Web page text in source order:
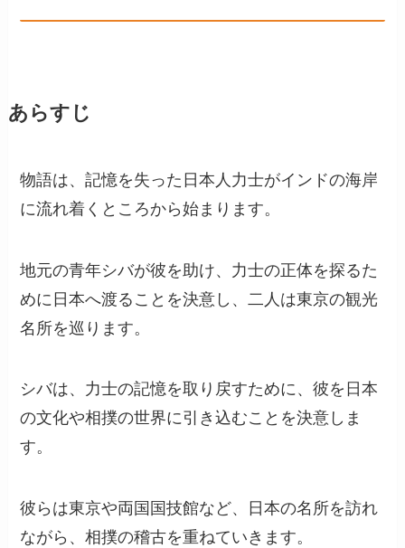
あらすじ
物語は、記憶を失った日本人力士がインドの海岸
に流れ着くところから始まります。
地元の青年シバが彼を助け、力士の正体を探るた
めに日本へ渡ることを決意し、二人は東京の観光
名所を巡ります。
シバは、力士の記憶を取り戻すために、彼を日本
の文化や相撲の世界に引き込むことを決意しま
す。
彼らは東京や両国国技館など、日本の名所を訪れ
ながら、相撲の稽古を重ねていきます。